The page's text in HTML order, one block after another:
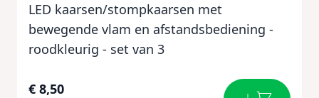
LED kaarsen/stompkaarsen met
bewegende vlam en afstandsbediening -
roodkleurig - set van 3
€ 8,50